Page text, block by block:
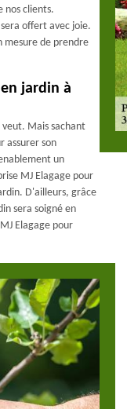
nos clients.
offert avec joie.
mesure de prendre
jardin à
Mais sachant
assurer son
un
MJ Elagage pour
D'ailleurs, grâce
sera soigné en
Elagage pour